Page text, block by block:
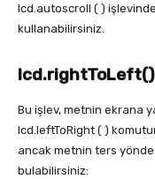
lcd.autoscroll ( )
kullanabilirsiniz.
lcd.rightToLeft()
Bu işlev, metnin ekrana
lcd.leftToRight ( )
ancak metnin ters yönde
bulabilirsiniz: